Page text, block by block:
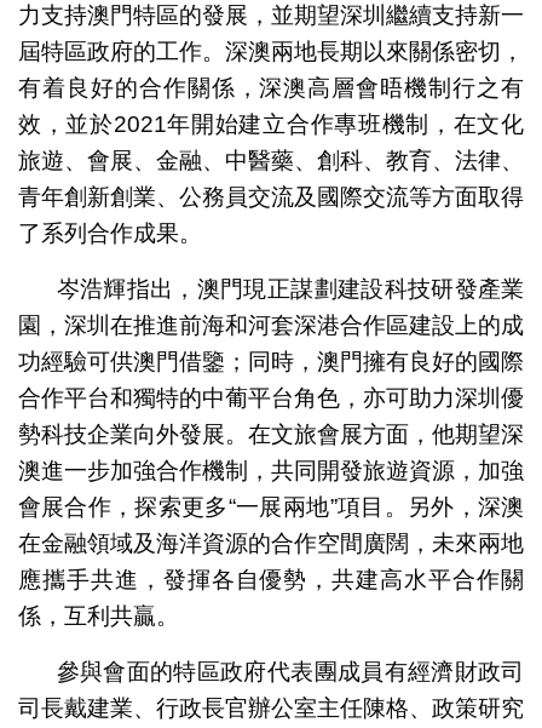
力支持澳門特區的發展，並期望深圳繼續支持新一
屆特區政府的工作。深澳兩地長期以來關係密切，
有着良好的合作關係，深澳高層會晤機制行之有
效，並於2021年開始建立合作專班機制，在文化
旅遊、會展、金融、中醫藥、創科、教育、法律、
青年創新創業、公務員交流及國際交流等方面取得
了系列合作成果。
岑浩輝指出，澳門現正謀劃建設科技研發產業
園，深圳在推進前海和河套深港合作區建設上的成
功經驗可供澳門借鑒；同時，澳門擁有良好的國際
合作平台和獨特的中葡平台角色，亦可助力深圳優
勢科技企業向外發展。在文旅會展方面，他期望深
澳進一步加強合作機制，共同開發旅遊資源，加強
會展合作，探索更多“一展兩地”項目。另外，深澳
在金融領域及海洋資源的合作空間廣闊，未來兩地
應攜手共進，發揮各自優勢，共建高水平合作關
係，互利共贏。
參與會面的特區政府代表團成員有經濟財政司
司長戴建業、行政長官辦公室主任陳格、政策研究